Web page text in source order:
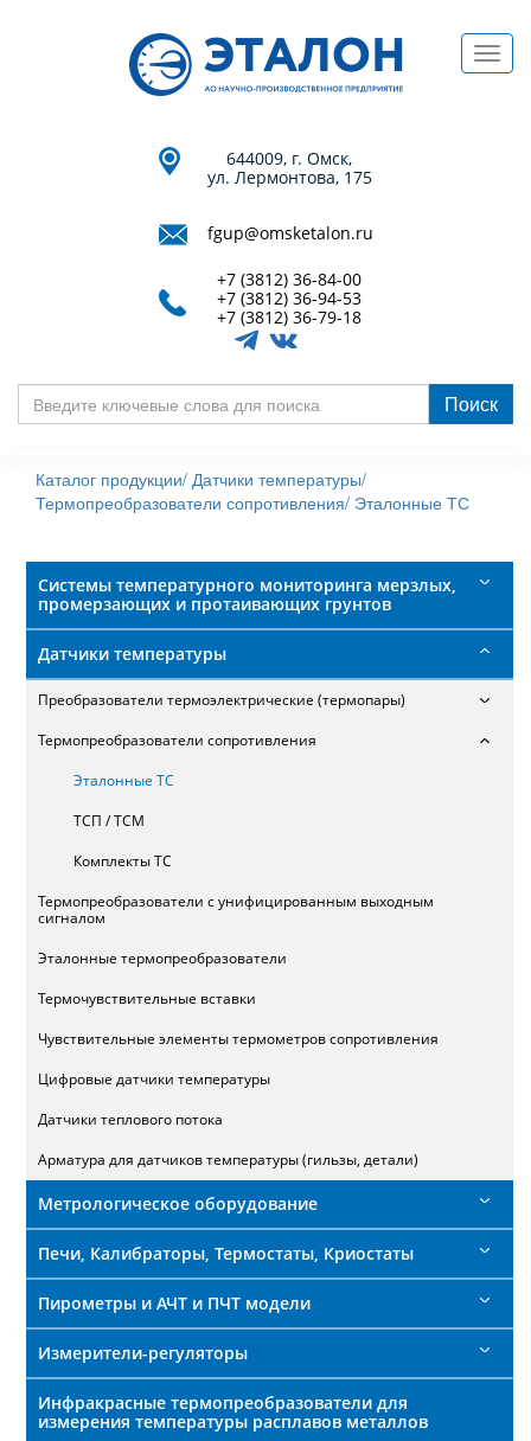
644009, г. Омск,
ул. Лермонтова, 175
fgup@omsketalon.ru
+7 (3812) 36-84-00
+7 (3812) 36-94-53
+7 (3812) 36-79-18
слова
для
Поиск
Каталог продукции/ Датчики температуры/
Термопреобразователи сопротивления/ Эталонные ТС
Системы температурного мониторинга мерзлых,
промерзающих и протаивающих грунтов
Датчики температуры
Преобразователи термоэлектрические (термопары)
Термопреобразователи сопротивления
Эталонные ТС
ТСП / ТСМ
Комплекты ТС
Термопреобразователи с унифицированным выходным
сигналом
Эталонные термопреобразователи
Термочувствительные вставки
Чувствительные элементы термометров сопротивления
Цифровые датчики температуры
Датчики теплового потока
Арматура для датчиков температуры (гильзы, детали)
Метрологическое оборудование
Печи, Калибраторы, Термостаты, Криостаты
Пирометры и АЧТ и ПЧТ модели
Измерители-регуляторы
Инфракрасные термопреобразователи для
измерения температуры расплавов металлов